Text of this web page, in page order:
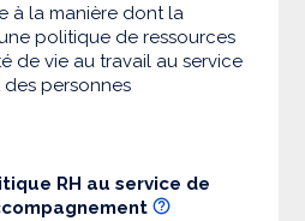
à la manière dont la
politique de ressources
de vie au travail au service
personnes
RH au service de